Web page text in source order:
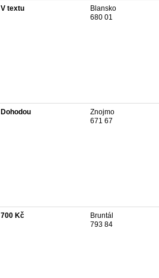
V textu
Blansko
680 01
Dohodou
Znojmo
671 67
700 Kč
Bruntál
793 84